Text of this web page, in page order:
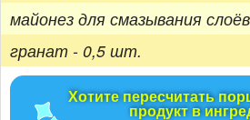
майонез для смазывания
гранат - 0,5 шт.
Хотите пересчитать
продукт в